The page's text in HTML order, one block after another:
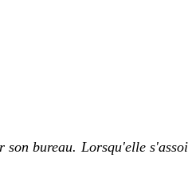
bureau. Lorsqu'elle